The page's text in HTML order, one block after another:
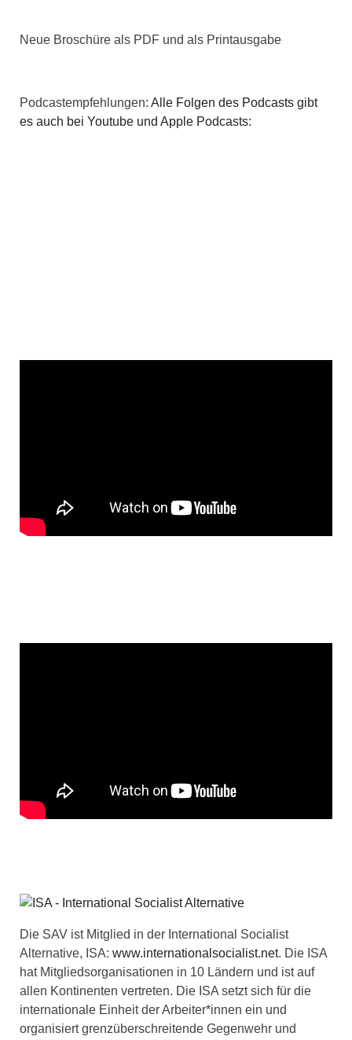
i
a
Neue Broschüre als PDF und als Printausgabe
Podcastempfehlungen: Alle Folgen des Podcasts gibt
es auch bei Youtube und Apple Podcasts:
Die SAV ist Mitglied in der International Socialist
Alternative, ISA: www.internationalsocialist.net. Die ISA
hat Mitgliedsorganisationen in 10 Ländern und ist auf
allen Kontinenten vertreten. Die ISA setzt sich für die
internationale Einheit der Arbeiter*innen ein und
organisiert grenzüberschreitende Gegenwehr und